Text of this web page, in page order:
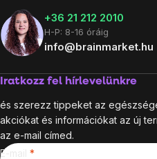
+36 21 212 2010
H-P: 8-16 óráig
info@brainmarket.hu
Iratkozz fel hírlevelünkre
és szerezz tippeket az
akciókat és információkat az új
az e-mail címed.
E-mail